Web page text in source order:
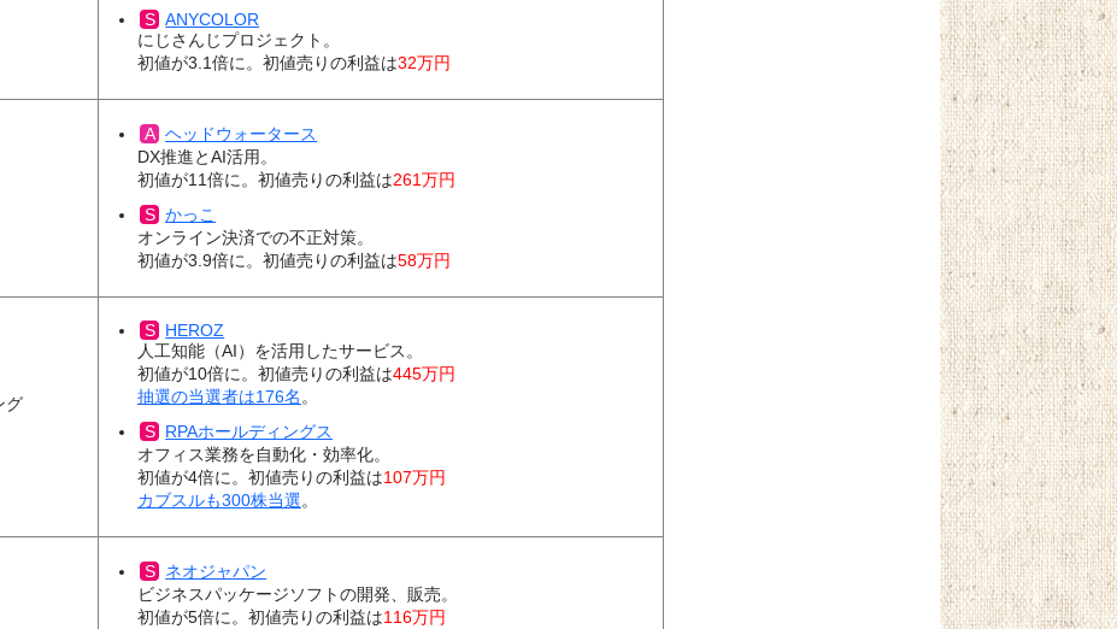
ANYCOLOR
にじさんじプロジェクト。
初値が3.1倍に。初値売りの利益は32万円
ヘッドウォータース
DX推進とAI活用。
初値が11倍に。初値売りの利益は261万円
かっこ
オンライン決済での不正対策。
初値が3.9倍に。初値売りの利益は58万円
グ
HEROZ
人工知能（AI）を活用したサービス。
初値が10倍に。初値売りの利益は445万円
抽選の当選者は176名。
RPAホールディングス
オフィス業務を自動化・効率化。
初値が4倍に。初値売りの利益は107万円
カブスルも300株当選。
ネオジャパン
ビジネスパッケージソフトの開発、販売。
初値が5倍に。初値売りの利益は116万円